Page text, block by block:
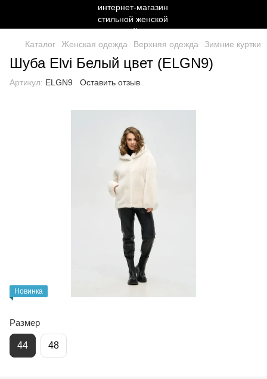
Каталог Женская одежда Верхняя одежда Зимние куртки
Шуба Elvi Белый цвет (ELGN9)
Артикул: ELGN9 Оставить отзыв
Новинка
Размер
44 48